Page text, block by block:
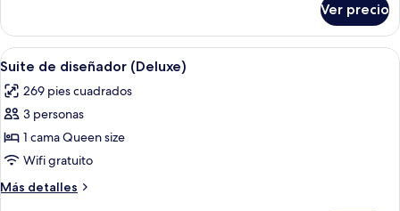
Ver precio
Abrir
todas
las
fotos
de
Suite
de
diseñador
Una cama bien hecha con ropa de
7
Suite de diseñador (Deluxe)
269 pies cuadrados
3 personas
1 cama Queen size
Wifi gratuito
Más detalles
Más